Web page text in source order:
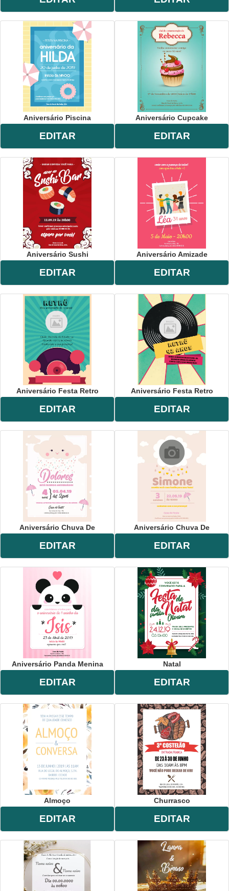
Aniversário Piscina
EDITAR
Aniversário Cupcake
EDITAR
Aniversário Sushi
EDITAR
Aniversário Amizade
EDITAR
Aniversário Festa Retro
EDITAR
Aniversário Festa Retro
EDITAR
Aniversário Chuva De
EDITAR
Aniversário Chuva De
EDITAR
Aniversário Panda Menina
EDITAR
Natal
EDITAR
Almoço
EDITAR
Churrasco
EDITAR